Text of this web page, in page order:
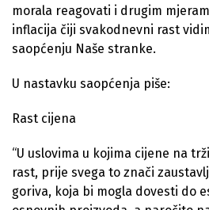
morala reagovati i drugim
inflacija čiji svakodnevni rast
saopćenju Naše stranke.
U nastavku saopćenja piše:
Rast cijena
“U uslovima u kojima cijene na
rast, prije svega to znači
goriva, koja bi mogla dovesti do